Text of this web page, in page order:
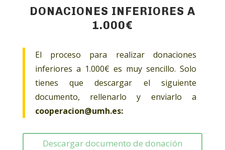
DONACIONES INFERIORES A
1.000€
El proceso para realizar donaciones
inferiores a 1.000€ es muy sencillo. Solo
tienes que descargar el siguiente
documento, rellenarlo y enviarlo a
cooperacion@umh.es:
Descargar documento de donación